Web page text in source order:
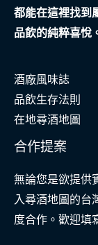
都能在這裡找到
品飲的純粹喜悅
酒廠風味誌
品飲生存法則
在地尋酒地圖
合作提案
無論您是欲提供
入尋酒地圖的台
度合作。歡迎填